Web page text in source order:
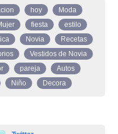
hoy
Moda
fiesta
estilo
Novia
Recetas
Vestidos de Novia
pareja
Autos
Niño Decora